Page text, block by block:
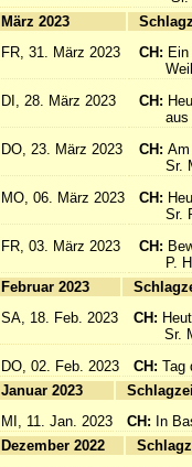
März 2023
FR, 31. März 2023
CH:
DI, 28. März 2023
CH:
aus
DO, 23. März 2023
CH:
Sr.
MO, 06. März 2023
CH:
Sr.
FR, 03. März 2023
CH:
P.
Februar 2023
SA, 18. Feb. 2023
CH:
Sr.
DO, 02. Feb. 2023
CH: Tag
Januar 2023
MI, 11. Jan. 2023
CH: In
Dezember 2022